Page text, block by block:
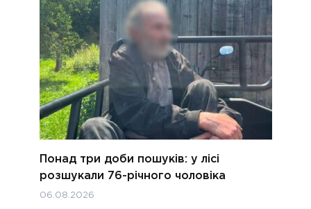
Понад три доби пошуків: у лісі
розшукали 76-річного чоловіка
06.08.2026